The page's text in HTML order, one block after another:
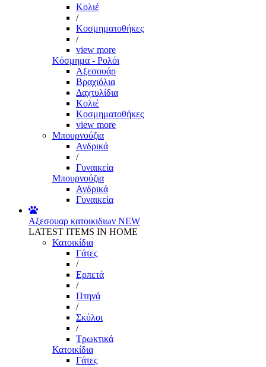
Κολιέ
/
Κοσμηματοθήκες
/
view more
Κόσμημα - Ρολόι
Αξεσουάρ
Βραχιόλια
Δαχτυλίδια
Κολιέ
Κοσμηματοθήκες
view more
Μπουρνούζια
Ανδρικά
/
Γυναικεία
Μπουρνούζια
Ανδρικά
Γυναικεία
Αξεσουαρ κατοικιδιων NEW
LATEST ITEMS IN HOME
Κατοικίδια
Γάτες
/
Ερπετά
/
Πτηνά
/
Σκύλοι
/
Τρωκτικά
Κατοικίδια
Γάτες